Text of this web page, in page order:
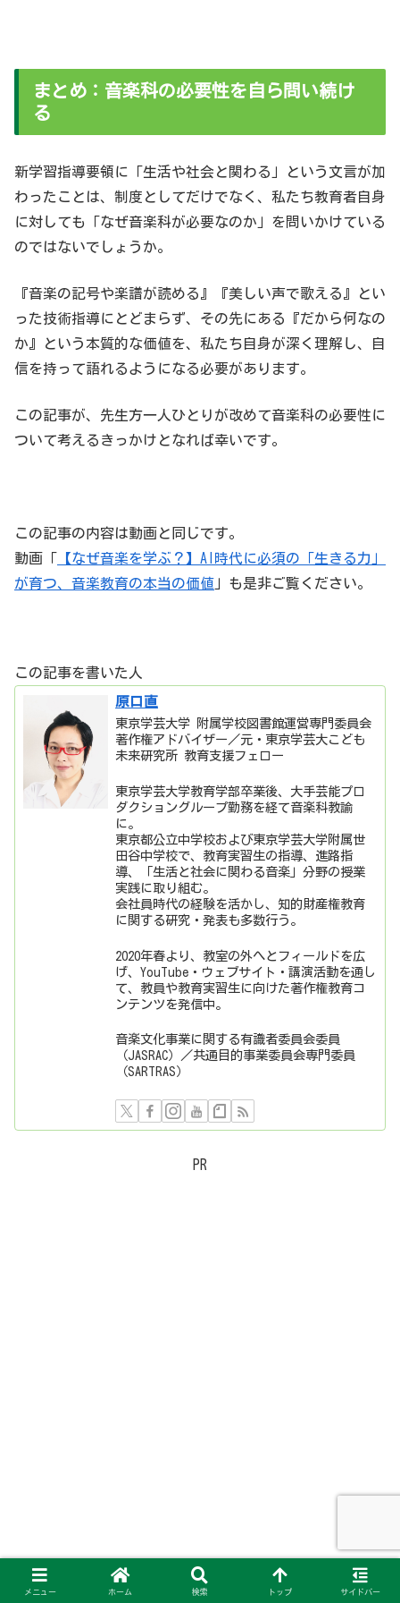
まとめ：音楽科の必要性を自ら問い続け
る
新学習指導要領に「生活や社会と関わる」という文言が加
わったことは、制度としてだけでなく、私たち教育者自身
に対しても「なぜ音楽科が必要なのか」を問いかけている
のではないでしょうか。
『音楽の記号や楽譜が読める』『美しい声で歌える』とい
った技術指導にとどまらず、その先にある『だから何なの
か』という本質的な価値を、私たち自身が深く理解し、自
信を持って語れるようになる必要があります。
この記事が、先生方一人ひとりが改めて音楽科の必要性に
ついて考えるきっかけとなれば幸いです。
この記事の内容は動画と同じです。
動画「 【なぜ音楽を学ぶ？】AI時代に必須の「生きる力」
が育つ、音楽教育の本当の価値 」も是非ご覧ください。
この記事を書いた人
原口直
東京学芸大学 附属学校図書館運営専門委員会
著作権アドバイザー／元・東京学芸大こども
未来研究所 教育支援フェロー
東京学芸大学教育学部卒業後、大手芸能プロ
ダクショングループ勤務を経て音楽科教諭
に。
東京都公立中学校および東京学芸大学附属世
田谷中学校で、教育実習生の指導、進路指
導、「生活と社会に関わる音楽」分野の授業
実践に取り組む。
会社員時代の経験を活かし、知的財産権教育
に関する研究・発表も多数行う。
2020年春より、教室の外へとフィールドを広
げ、YouTube・ウェブサイト・講演活動を通し
て、教員や教育実習生に向けた著作権教育コ
ンテンツを発信中。
音楽文化事業に関する有識者委員会委員
（JASRAC）／共通目的事業委員会専門委員
（SARTRAS）
PR
メニュー ホーム 検索 トップ サイドバー